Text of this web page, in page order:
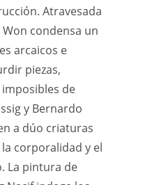
Atravesada
condensa un
arcaicos e
piezas,
de
y Bernardo
a dúo criaturas
corporalidad y el
La pintura de